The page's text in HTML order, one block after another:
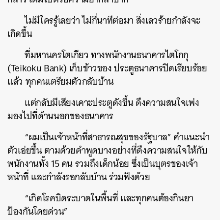
ไม่มีใครรู้เลยว่า ไม่กี่นาทีต่อมา สิ่งเลวร้ายกำลังจะ
เกิดขึ้น
ที่มหานครโตเกียว ทางพนักงานธนาคารไตโกกุ
(Teikoku Bank) เก็บข้าวของ ประตูธนาคารปิดเรียบร้อย
แล้ว ทุกคนเตรียมตัวกลับบ้าน
แต่กลับมีเสียงเคาะประตูดังขึ้น ดึงความสนใจเพ่ง
มองไปที่ด้านนอกของธนาคาร
“ผมเป็นเจ้าหน้าที่สาธารณสุขของรัฐบาล” คำแนะนำ
ตัวเอ่ยขึ้น ตามด้วยคำพูดบางอย่างที่ดึงความสนใจให้กับ
พนักงานทั้ง 15 คน รวมถึงเด็กน้อย ซึ่งเป็นบุตรของเจ้า
หน้าที่ และกำลังรอกลับบ้าน ร่วมฟังด้วย
“เกิดโรคบิดระบาดในพื้นที่ และทุกคนต้องกินยา
ป้องกันโดยด่วน”